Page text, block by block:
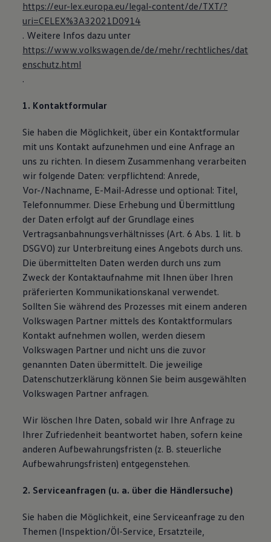
Magazin
Lifestyle
Transport
Elektromobilität
Volkswagen R
https://eur-lex.europa.eu/legal-content/de/TXT/?
uri=CELEX%3A32021D0914
. Weitere Infos dazu unter
https://www.volkswagen.de/de/mehr/rechtliches/dat
enschutz.html
.
1. Kontaktformular
Sie haben die Möglichkeit, über ein Kontaktformular
mit uns Kontakt aufzunehmen und eine Anfrage an
uns zu richten. In diesem Zusammenhang verarbeiten
wir folgende Daten: verpflichtend: Anrede,
Vor-/Nachname, E-Mail-Adresse und optional: Titel,
Telefonnummer. Diese Erhebung und Übermittlung
der Daten erfolgt auf der Grundlage eines
Vertragsanbahnungsverhältnisses (Art. 6 Abs. 1 lit. b
DSGVO) zur Unterbreitung eines Angebots durch uns.
Die übermittelten Daten werden durch uns zum
Zweck der Kontaktaufnahme mit Ihnen über Ihren
präferierten Kommunikationskanal verwendet.
Sollten Sie während des Prozesses mit einem anderen
Volkswagen Partner mittels des Kontaktformulars
Kontakt aufnehmen wollen, werden diesem
Volkswagen Partner und nicht uns die zuvor
genannten Daten übermittelt. Die jeweilige
Datenschutzerklärung können Sie beim ausgewählten
Volkswagen Partner anfragen.
Wir löschen Ihre Daten, sobald wir Ihre Anfrage zu
Ihrer Zufriedenheit beantwortet haben, sofern keine
anderen Aufbewahrungsfristen (z. B. steuerliche
Aufbewahrungsfristen) entgegenstehen.
2. Serviceanfragen (u. a. über die Händlersuche)
Sie haben die Möglichkeit, eine Serviceanfrage zu den
Themen (Inspektion/Öl-Service, Ersatzteile,